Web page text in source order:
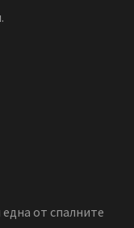
една от спалните